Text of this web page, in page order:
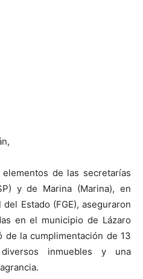
de las secretarías
y de Marina (Marina), en
Estado (FGE), aseguraron
en el municipio de Lázaro
de la cumplimentación de 13
inmuebles y una